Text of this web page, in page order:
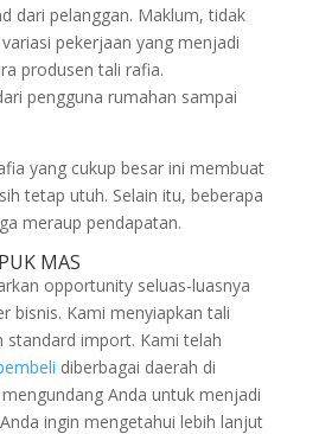
dari pelanggan. Maklum, tidak
pekerjaan yang menjadi
produsen tali rafia.
pengguna rumahan sampai
yang cukup besar ini membuat
tetap utuh. Selain itu, beberapa
meraup pendapatan.
MAS
opportunity seluas-luasnya
bisnis. Kami menyiapkan tali
standard import. Kami telah
diberbagai daerah di
Anda untuk menjadi
ingin mengetahui lebih lanjut